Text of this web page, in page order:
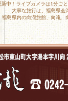
中！ライブカメラは1分ご
大事な旅行は、福島県会
福島県内の向瀧旅館、向滝、